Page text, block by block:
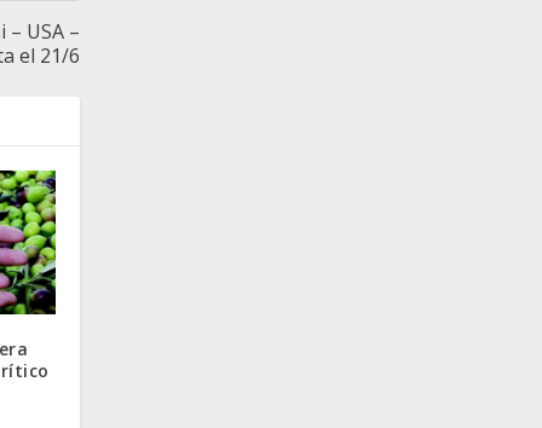
USA –
el 21/6